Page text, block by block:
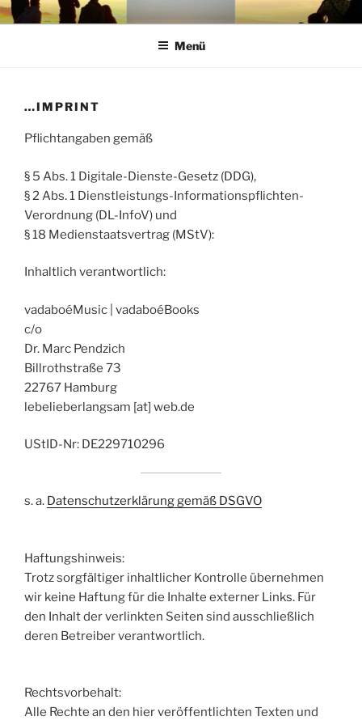
Zum
InhaltVON NEUEN FRÜCHTEN
… als Stream und Download sowie bei Bandcamp als limitierte CD-
Menü
…IMPRINT
Pflichtangaben gemäß
§ 5 Abs. 1 Digitale-Dienste-Gesetz (DDG),
§ 2 Abs. 1 Dienstleistungs-Informationspflichten-
Verordnung (DL-InfoV) und
§ 18 Medienstaatsvertrag (MStV):
Inhaltlich verantwortlich:
vadaboéMusic | vadaboéBooks
c/o
Dr. Marc Pendzich
Billrothstraße 73
22767 Hamburg
lebelieberlangsam [at] web.de
UStID-Nr: DE229710296
s. a. Datenschutzerklärung gemäß DSGVO
Haftungshinweis:
Trotz sorgfältiger inhaltlicher Kontrolle übernehmen
wir keine Haftung für die Inhalte externer Links. Für
den Inhalt der verlinkten Seiten sind ausschließlich
deren Betreiber verantwortlich.
Rechtsvorbehalt:
Alle Rechte an den hier veröffentlichten Texten und